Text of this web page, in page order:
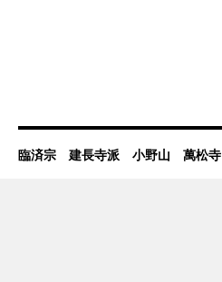
臨済宗 建長寺派 小野山 萬松寺